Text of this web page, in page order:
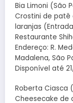
Bia Limoni (São
Crostini de
laranjas
Restaurante
Endereço: R.
Madalena, São
Disponível até
Roberta Ciasca
Cheesecake de